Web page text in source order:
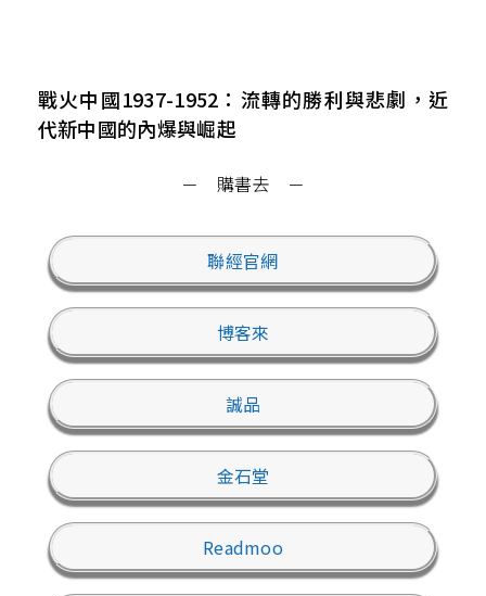
戰火中國1937-1952：流轉的勝利與悲劇，近
代新中國的內爆與崛起
－ 購書去 －
聯經官網
博客來
誠品
金石堂
Readmoo